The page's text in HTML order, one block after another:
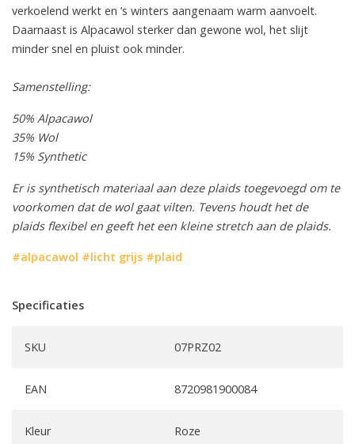
verkoelend werkt en ’s winters aangenaam warm aanvoelt.
Daarnaast is Alpacawol sterker dan gewone wol, het slijt
minder snel en pluist ook minder.
Samenstelling:
50% Alpacawol
35% Wol
15% Synthetic
Er is synthetisch materiaal aan deze plaids toegevoegd om te
voorkomen dat de wol gaat vilten. Tevens houdt het de
plaids flexibel en geeft het een kleine stretch aan de plaids.
#alpacawol #licht grijs #plaid
Specificaties
SKU 07PRZ02
EAN 8720981900084
Kleur Roze